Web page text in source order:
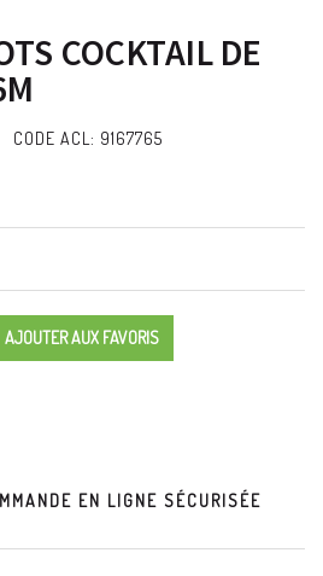
COCKTAIL DE
CODE ACL: 9167765
AJOUTER AUX FAVORIS
EN LIGNE SÉCURISÉE